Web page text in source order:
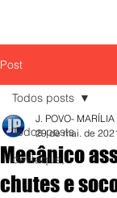
Post
Todos posts
destaque,
Todos posts
Mecânico
chutes e
J. POVO- MARÍLIA
29 de mai. de